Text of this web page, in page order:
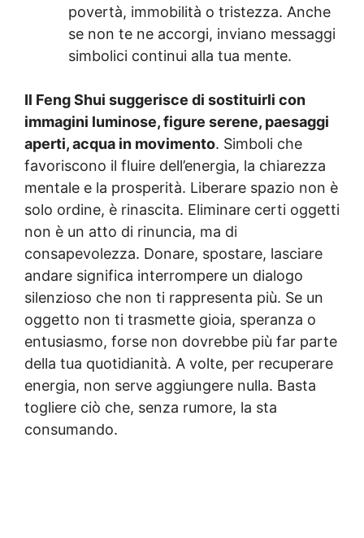
povertà, immobilità o tristezza. Anche
se non te ne accorgi, inviano messaggi
simbolici continui alla tua mente.
Il Feng Shui suggerisce di sostituirli con
immagini luminose, figure serene, paesaggi
aperti, acqua in movimento. Simboli che
favoriscono il fluire dell’energia, la chiarezza
mentale e la prosperità. Liberare spazio non è
solo ordine, è rinascita. Eliminare certi oggetti
non è un atto di rinuncia, ma di
consapevolezza. Donare, spostare, lasciare
andare significa interrompere un dialogo
silenzioso che non ti rappresenta più. Se un
oggetto non ti trasmette gioia, speranza o
entusiasmo, forse non dovrebbe più far parte
della tua quotidianità. A volte, per recuperare
energia, non serve aggiungere nulla. Basta
togliere ciò che, senza rumore, la sta
consumando.